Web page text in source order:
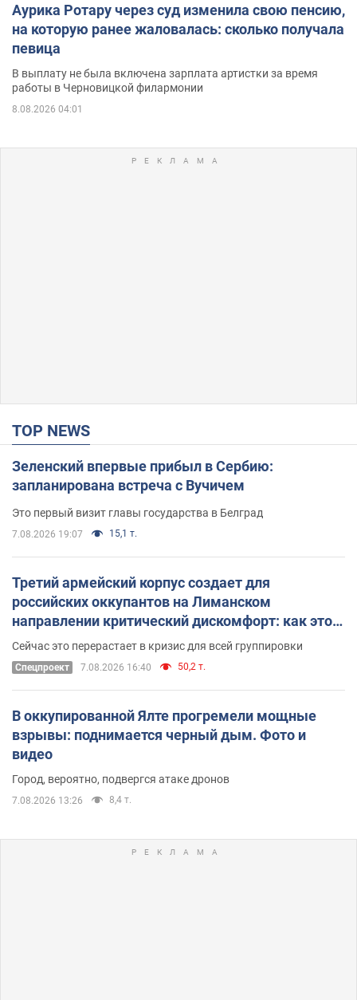
Аурика Ротару через суд изменила свою пенсию,
на которую ранее жаловалась: сколько получала
певица
В выплату не была включена зарплата артистки за время
работы в Черновицкой филармонии
8.08.2026 04:01
TOP NEWS
Зеленский впервые прибыл в Сербию:
запланирована встреча с Вучичем
Это первый визит главы государства в Белград
7.08.2026 19:07 15,1 т.
Третий армейский корпус создает для
российских оккупантов на Лиманском
направлении критический дискомфорт: как это
удалось
Сейчас это перерастает в кризис для всей группировки
Спецпроект 7.08.2026 16:40 50,2 т.
В оккупированной Ялте прогремели мощные
взрывы: поднимается черный дым. Фото и
видео
Город, вероятно, подвергся атаке дронов
7.08.2026 13:26 8,4 т.